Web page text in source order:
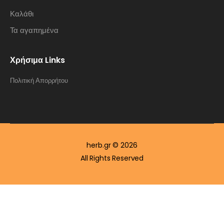
Καλάθι
Τα αγαπημένα
Χρήσιμα Links
Πολιτική Απορρήτου
herb.gr © 2026
All Rights Reserved